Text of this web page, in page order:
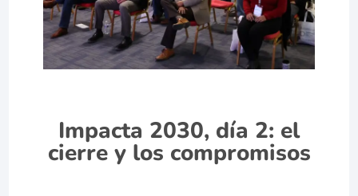
Impacta 2030, día 2: el
cierre y los compromisos